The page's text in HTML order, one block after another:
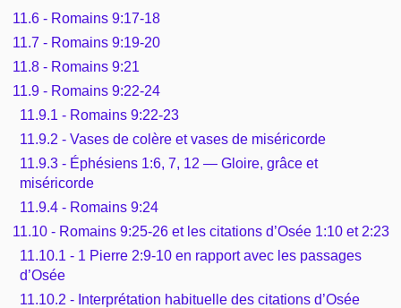
11.6 - Romains 9:17-18
11.7 - Romains 9:19-20
11.8 - Romains 9:21
11.9 - Romains 9:22-24
11.9.1 - Romains 9:22-23
11.9.2 - Vases de colère et vases de miséricorde
11.9.3 - Éphésiens 1:6, 7, 12 — Gloire, grâce et
miséricorde
11.9.4 - Romains 9:24
11.10 - Romains 9:25-26 et les citations d’Osée 1:10 et 2:23
11.10.1 - 1 Pierre 2:9-10 en rapport avec les passages
d’Osée
11.10.2 - Interprétation habituelle des citations d’Osée